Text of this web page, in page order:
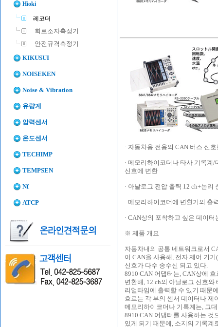
Hioki
레코더
회로소자측정기
안전규격측정기
KIKUSUI
NOISEKEN
Noise & Vibration
유량계
압력센서
온도센서
TECHIMP
TEMPSEN
Nf
ATCP
· 자동차용 전용의 CAN 버스 신
· 메모리하이코더나 타사 기록계
신호에 변환
· 아날로그 전압 출력 12 ch+논리
· 메모리하이코더에 변환기의 출
· CAN상의 포착하고 싶은 데이
※ 제품 개요
자동차내의 공통 네트워크로서
이 CAN을 사용해, 전자 제어 기
신호가 다수 송수신 되고 있다.
8910 CAN 어댑터는, CAN상에
변환해, 12 ch의 아날로그 신호
리얼타임에 출력할 수 있기 때문
흐르는 각 부의 센서 데이터나 제
메모리하이코더나 기록계는, 그
8910 CAN 어댑터를 사용하는 것
있게 되기 때문에, 소지의 기록계